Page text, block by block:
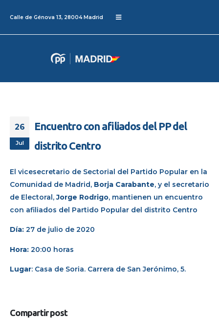
Calle de Génova 13, 28004 Madrid
26
Jul
Encuentro con afiliados del PP del
distrito Centro
El vicesecretario de Sectorial del Partido Popular en la
Comunidad de Madrid, Borja Carabante, y el secretario
de Electoral, Jorge Rodrigo, mantienen un encuentro
con afiliados del Partido Popular del distrito Centro
Día: 27 de julio de 2020
Hora: 20:00 horas
Lugar: Casa de Soria. Carrera de San Jerónimo, 5.
Compartir post